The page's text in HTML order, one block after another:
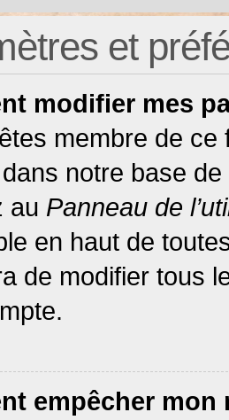
et
modifier mes
membre de
notre base
au Panneau de
en haut de
de modifier tous
empêcher mon